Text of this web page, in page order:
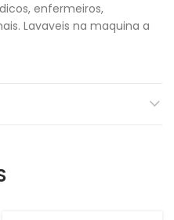
enfermeiros,
Lavaveis na maquina a